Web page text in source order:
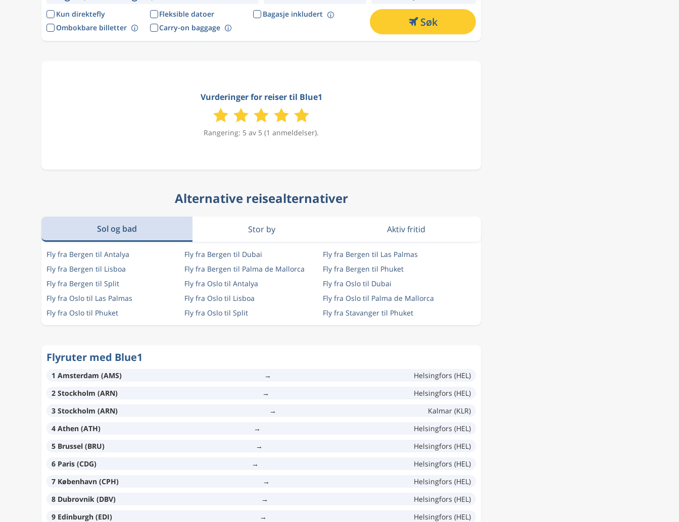
Kun direktefly Fleksible datoer
Bagasje inkludert
Ombokbare billetter
Carry-on baggage Søk
Vurderinger for reiser til Blue1
Rangering: 5 av 5 (1 anmeldelser).
Alternative reisealternativer
Sol og bad Stor by Aktiv fritid
Fly fra Bergen til Antalya Fly fra Bergen til Dubai
Fly fra Bergen til Las Palmas
Fly fra Bergen til Lisboa
Fly fra Bergen til Palma de Mallorca
Fly fra Bergen til Phuket
Fly fra Bergen til Split
Fly fra Oslo til Antalya
Fly fra Oslo til Dubai
Fly fra Oslo til Las Palmas
Fly fra Oslo til Lisboa
Fly fra Oslo til Palma de Mallorca
Fly fra Oslo til Phuket
Fly fra Oslo til Split Fly fra Stavanger til Phuket
Flyruter med Blue1
1 Amsterdam (AMS) →
Helsingfors (HEL)
2 Stockholm (ARN)
→
Helsingfors (HEL)
3 Stockholm (ARN)
→
Kalmar (KLR)
4 Athen (ATH)
→
Helsingfors (HEL)
5 Brussel (BRU)
→
Helsingfors (HEL)
6 Paris (CDG)
→
Helsingfors (HEL)
7 København (CPH)
→
Helsingfors (HEL)
8 Dubrovnik (DBV)
→
Helsingfors (HEL)
9 Edinburgh (EDI)
→
Helsingfors (HEL)